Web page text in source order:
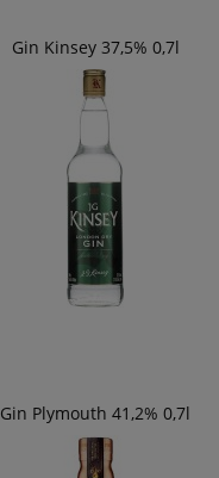
Gin Kinsey 37,5% 0,7l
Gin Plymouth 41,2% 0,7l